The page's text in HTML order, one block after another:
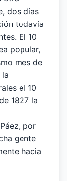
dos días
todavía
El 10
popular,
mes de
la
el 10
1827 la
por
gente
hacia